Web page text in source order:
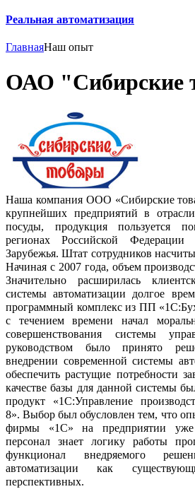
Реальная автоматизация
ГлавнаяНаш опыт
ОАО "Сибирские
Наша компания ООО «Сибирские
крупнейших предприятий в
посуды, продукция пользуется
регионах Российской
Зарубежья. Штат сотрудников
Начиная с 2007 года, объем
Значительно расширилась
системы автоматизации долгое
программный комплекс из ПП
с течением времени начал
совершенствования системы
руководством было принято
внедрении современной системы
обеспечить растущие потребности
качестве базы для данной системы
продукт «1С:Управление
8». Выбор был обусловлен тем, что
фирмы «1С» на предприятии уже
персонал знает логику работы
функционал внедряемого
автоматизации как
перспективных.